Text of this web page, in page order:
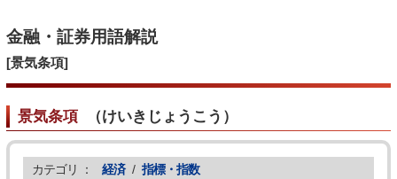
金融・証券用語解説
[景気条項]
景気条項（けいきじょうこう ）
カテゴリ ： 経済 / 指標・指数